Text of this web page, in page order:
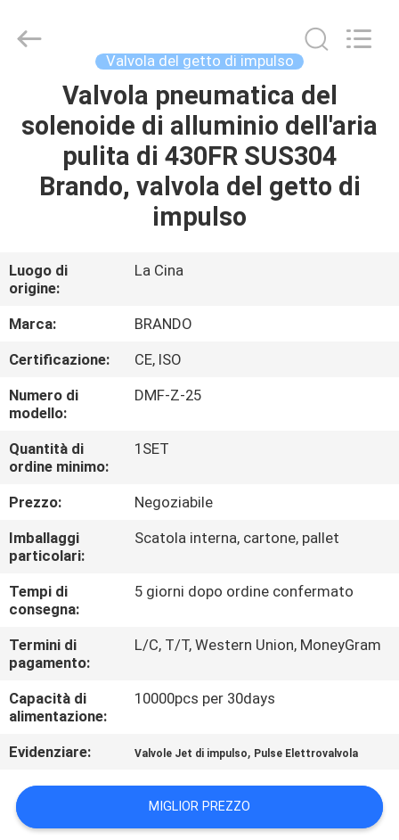
CASA.
PRODOTTI
NOI
VISITA
ALLA
FABBRICA
CONTROLLO
DELLA
QUALITÀ
CONTATTACI
CHIEDI UN
PREVENTIVO
COMPANY
MAPPA
DEL
Hardware
Valvola del getto di impulso
Valvola pneumatica del
solenoide di alluminio dell'aria
pulita di 430FR SUS304
Brando, valvola del getto di
impulso
Luogo di
origine:
La Cina
Marca:
BRANDO
Certificazione:
CE, ISO
Numero di
modello:
DMF-Z-25
Quantità di
ordine minimo:
1SET
Prezzo:
Negoziabile
Imballaggi
particolari:
Scatola interna, cartone, pallet
Tempi di
consegna:
5 giorni dopo ordine confermato
Termini di
pagamento:
L/C, T/T, Western Union, MoneyGram
Capacità di
alimentazione:
10000pcs per 30days
Evidenziare: Valvole Jet di impulso, Pulse Elettrovalvola
MIGLIOR PREZZO